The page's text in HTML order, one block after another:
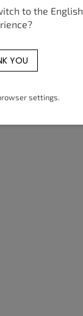
to the English
YOU
settings.